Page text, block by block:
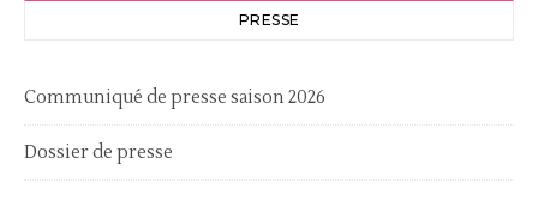
PRESSE
Communiqué de presse saison 2026
Dossier de presse